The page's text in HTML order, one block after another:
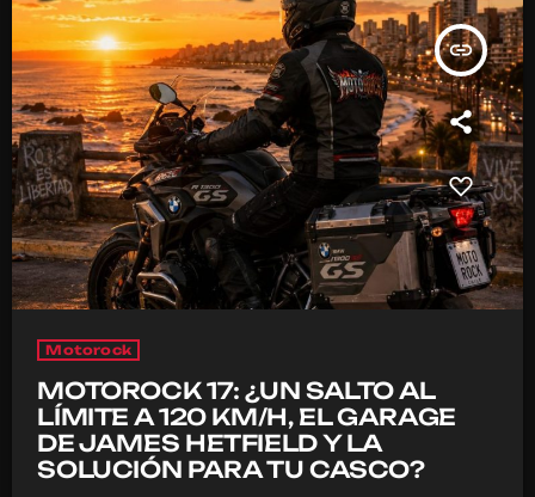
insert_link
Motorock
MOTOROCK 17: ¿UN SALTO AL
LÍMITE A 120 KM/H, EL GARAGE
DE JAMES HETFIELD Y LA
SOLUCIÓN PARA TU CASCO?